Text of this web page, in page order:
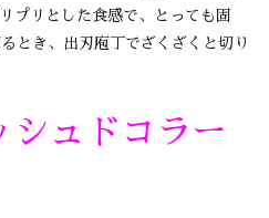
プリとした食感で、とっても固
とき、出刃庖丁でざくざくと切り
シュドコラー